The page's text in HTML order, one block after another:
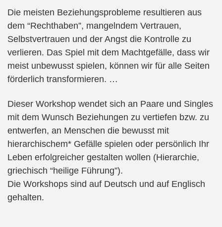
Die meisten Beziehungsprobleme resultieren aus
dem “Rechthaben”, mangelndem Vertrauen,
Selbstvertrauen und der Angst die Kontrolle zu
verlieren. Das Spiel mit dem Machtgefälle, dass wir
meist unbewusst spielen, können wir für alle Seiten
förderlich transformieren. …
Dieser Workshop wendet sich an Paare und Singles
mit dem Wunsch Beziehungen zu vertiefen bzw. zu
entwerfen, an Menschen die bewusst mit
hierarchischem* Gefälle spielen oder persönlich Ihr
Leben erfolgreicher gestalten wollen (Hierarchie,
griechisch “heilige Führung”).
Die Workshops sind auf Deutsch und auf Englisch
gehalten.